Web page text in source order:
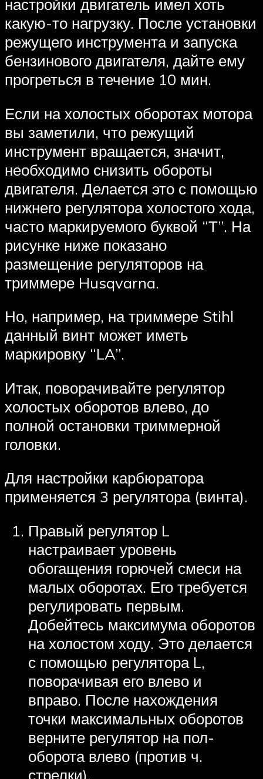
настройки двигатель имел хоть
какую-то нагрузку. После установки
режущего инструмента и запуска
бензинового двигателя, дайте ему
прогреться в течение 10 мин.
Если на холостых оборотах мотора
вы заметили, что режущий
инструмент вращается, значит,
необходимо снизить обороты
двигателя. Делается это с помощью
нижнего регулятора холостого хода,
часто маркируемого буквой “Т”. На
рисунке ниже показано
размещение регуляторов на
триммере Husqvarna.
Но, например, на триммере Stihl
данный винт может иметь
маркировку “LA”.
Итак, поворачивайте регулятор
холостых оборотов влево, до
полной остановки триммерной
головки.
Для настройки карбюратора
применяется 3 регулятора (винта).
Правый регулятор L
настраивает уровень
обогащения горючей смеси на
малых оборотах. Его требуется
регулировать первым.
Добейтесь максимума оборотов
на холостом ходу. Это делается
с помощью регулятора L,
поворачивая его влево и
вправо. После нахождения
точки максимальных оборотов
верните регулятор на пол-
оборота влево (против ч.
стрелки).